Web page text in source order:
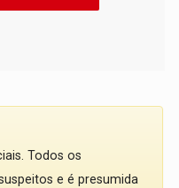
Todos os
e é presumida